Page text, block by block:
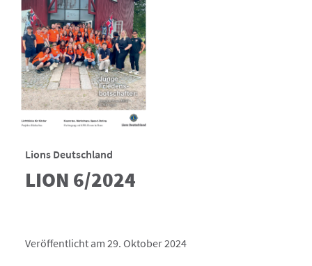
Lions Deutschland
LION 6/2024
Veröffentlicht am 29. Oktober 2024